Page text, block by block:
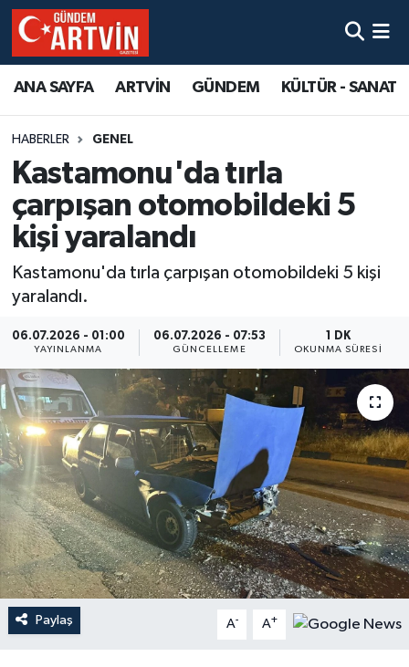
ANA SAYFA ARTVİN GÜNDEM KÜLTÜR - SANAT
HABERLER GENEL
Kastamonu'da tırla
çarpışan otomobildeki 5
kişi yaralandı
Kastamonu'da tırla çarpışan otomobildeki 5 kişi
yaralandı.
06.07.2026 - 01:00
YAYINLANMA
06.07.2026 - 07:53
GÜNCELLEME
1 DK
OKUNMA SÜRESI
Paylaş A- A+